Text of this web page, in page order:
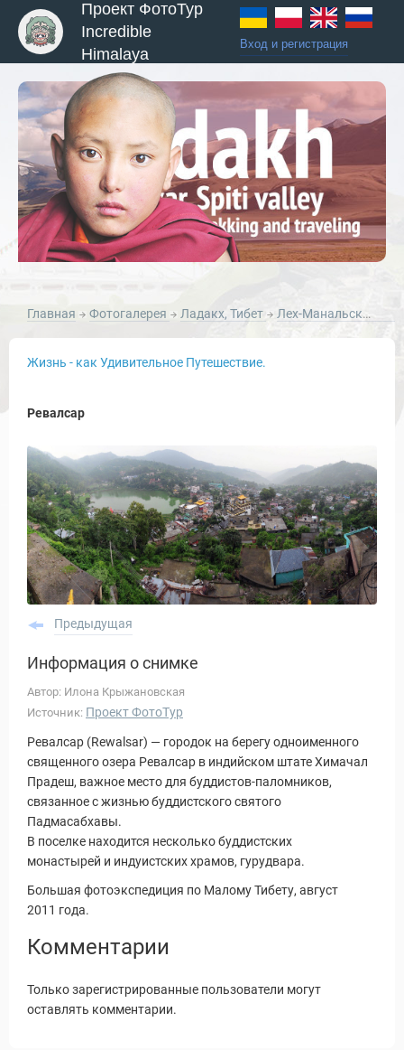
и Туры
Проект ФотоТур
Incredible
Himalaya
Вход и регистрация
Главная Фотогалерея Ладакх, Тибет Лех-Манальское Шоссе
Жизнь - как Удивительное Путешествие.
Ревалсар
Предыдущая
Информация о снимке
Автор: Илона Крыжановская
Источник: Проект ФотоТур
Ревалсар (Rewalsar) — городок на берегу одноименного
священного озера Ревалсар в индийском штате Химачал
Прадеш, важное место для буддистов-паломников,
связанное с жизнью буддистского святого
Падмасабхавы.
В поселке находится несколько буддистских
монастырей и индуистских храмов, гурудвара.
Большая фотоэкспедиция по Малому Тибету, август
2011 года.
Комментарии
Только зарегистрированные пользователи могут
оставлять комментарии.